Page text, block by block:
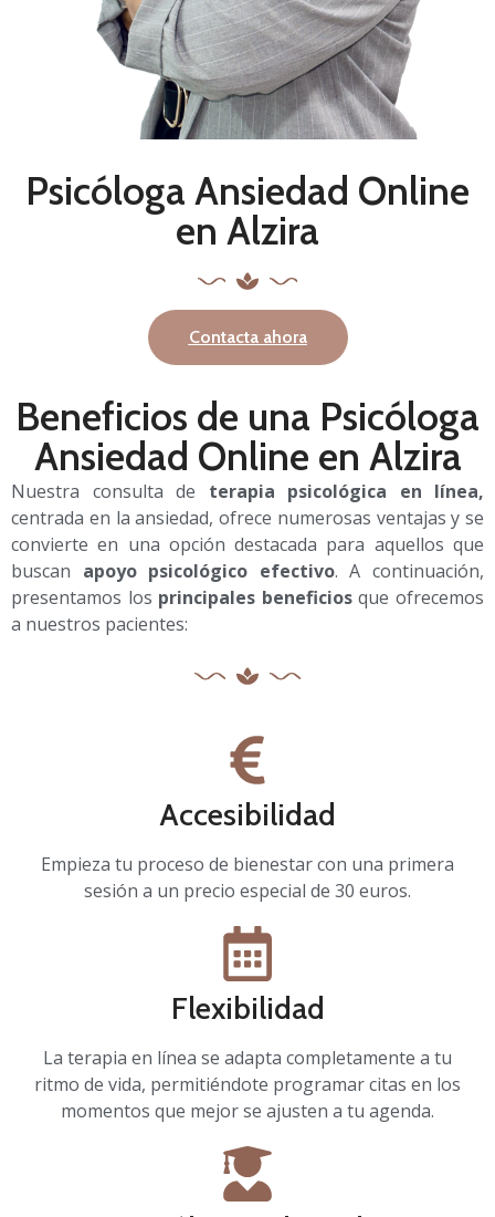
Psicóloga Ansiedad Online
en Alzira
Contacta ahora
Beneficios de una Psicóloga
Ansiedad Online en Alzira
Nuestra consulta de terapia psicológica en línea,
centrada en la ansiedad, ofrece numerosas ventajas y se
convierte en una opción destacada para aquellos que
buscan apoyo psicológico efectivo. A continuación,
presentamos los principales beneficiosque ofrecemos
a nuestros pacientes:
Accesibilidad
Empieza tu proceso de bienestar con una primera
sesión a un precio especial de 30 euros.
Flexibilidad
La terapia en línea se adapta completamente a tu
ritmo de vida, permitiéndote programar citas en los
momentos que mejor se ajusten a tu agenda.